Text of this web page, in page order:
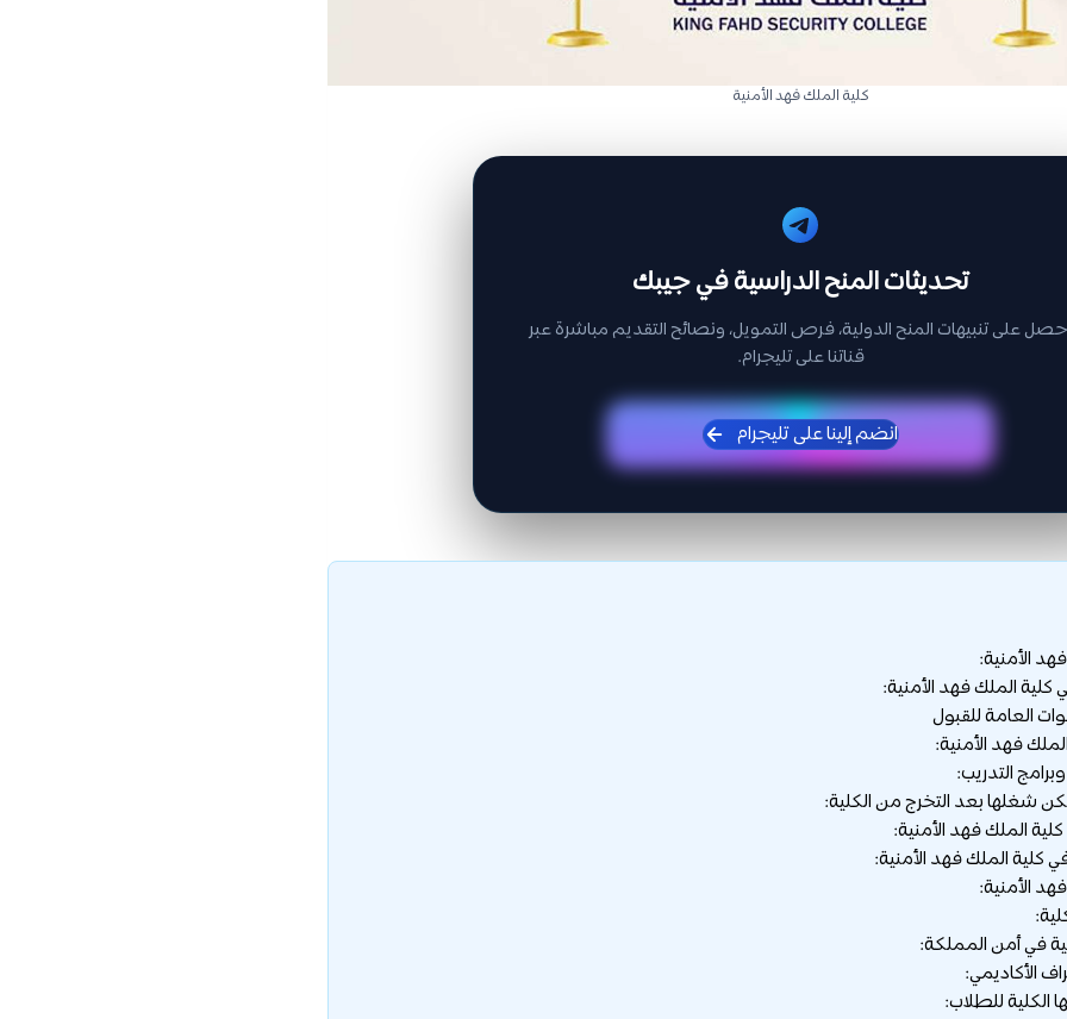
كلية الملك فهد الأمنية
تحديثات المنح الدراسية في جيبك
على تنبيهات المنح الدولية، فرص التمويل، ونصائح التقديم مباشرة عبر
قناتنا على تليجرام.
انضم إلينا على تليجرام
الأمنية:
الملك فهد الأمنية:
العامة للقبول
فهد الأمنية:
التدريب:
شغلها بعد التخرج من الكلية:
الملك فهد الأمنية:
كلية الملك فهد الأمنية:
الأمنية:
في أمن المملكة:
الأكاديمي:
الكلية للطلاب: